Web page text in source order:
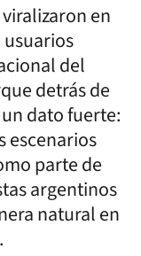
en
usuarios
del
detrás de
dato fuerte:
escenarios
parte de
argentinos
natural en